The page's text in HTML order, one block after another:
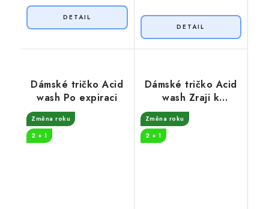
Dámské tričko Acid
wash Po expiraci
Změna roku
2 + 1
Dámské tričko Acid
wash Zraji k
dokonalosti
Změna roku
2 + 1